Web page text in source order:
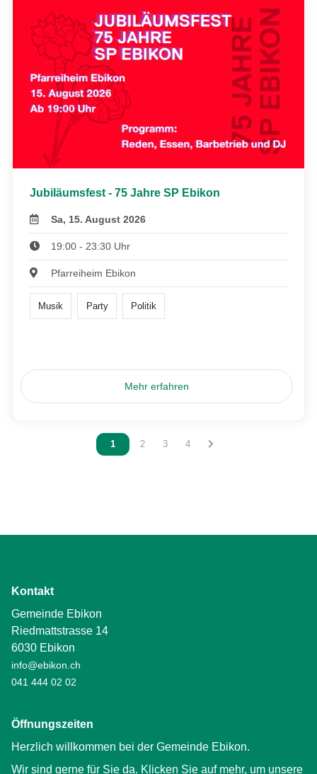
Jubiläumsfest - 75 Jahre SP Ebikon
Sa, 15. August 2026
19:00 - 23:30 Uhr
Pfarreiheim Ebikon
Musik Party Politik
Mehr erfahren
Vous êtes sur la page
1 Vous êtes sur la page
2 Vous êtes sur la page
3 Vous êtes sur la page
4
Kontakt
Gemeinde Ebikon
Riedmattstrasse 14
6030 Ebikon
info@ebikon.ch
041 444 02 02
Öffnungszeiten
Herzlich willkommen bei der Gemeinde Ebikon.
Wir sind gerne für Sie da. Klicken Sie auf mehr, um unsere